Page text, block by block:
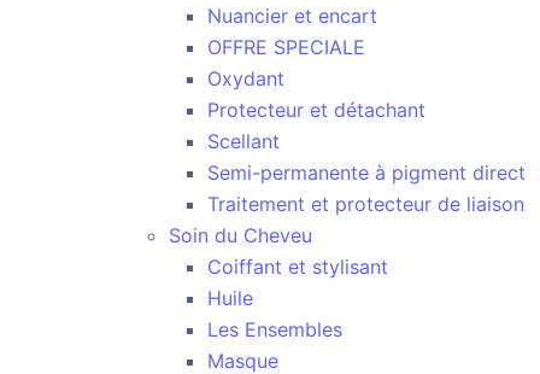
Nuancier et encart
OFFRE SPECIALE
Oxydant
Protecteur et détachant
Scellant
Semi-permanente à pigment direct
Traitement et protecteur de liaison
Soin du Cheveu
Coiffant et stylisant
Huile
Les Ensembles
Masque